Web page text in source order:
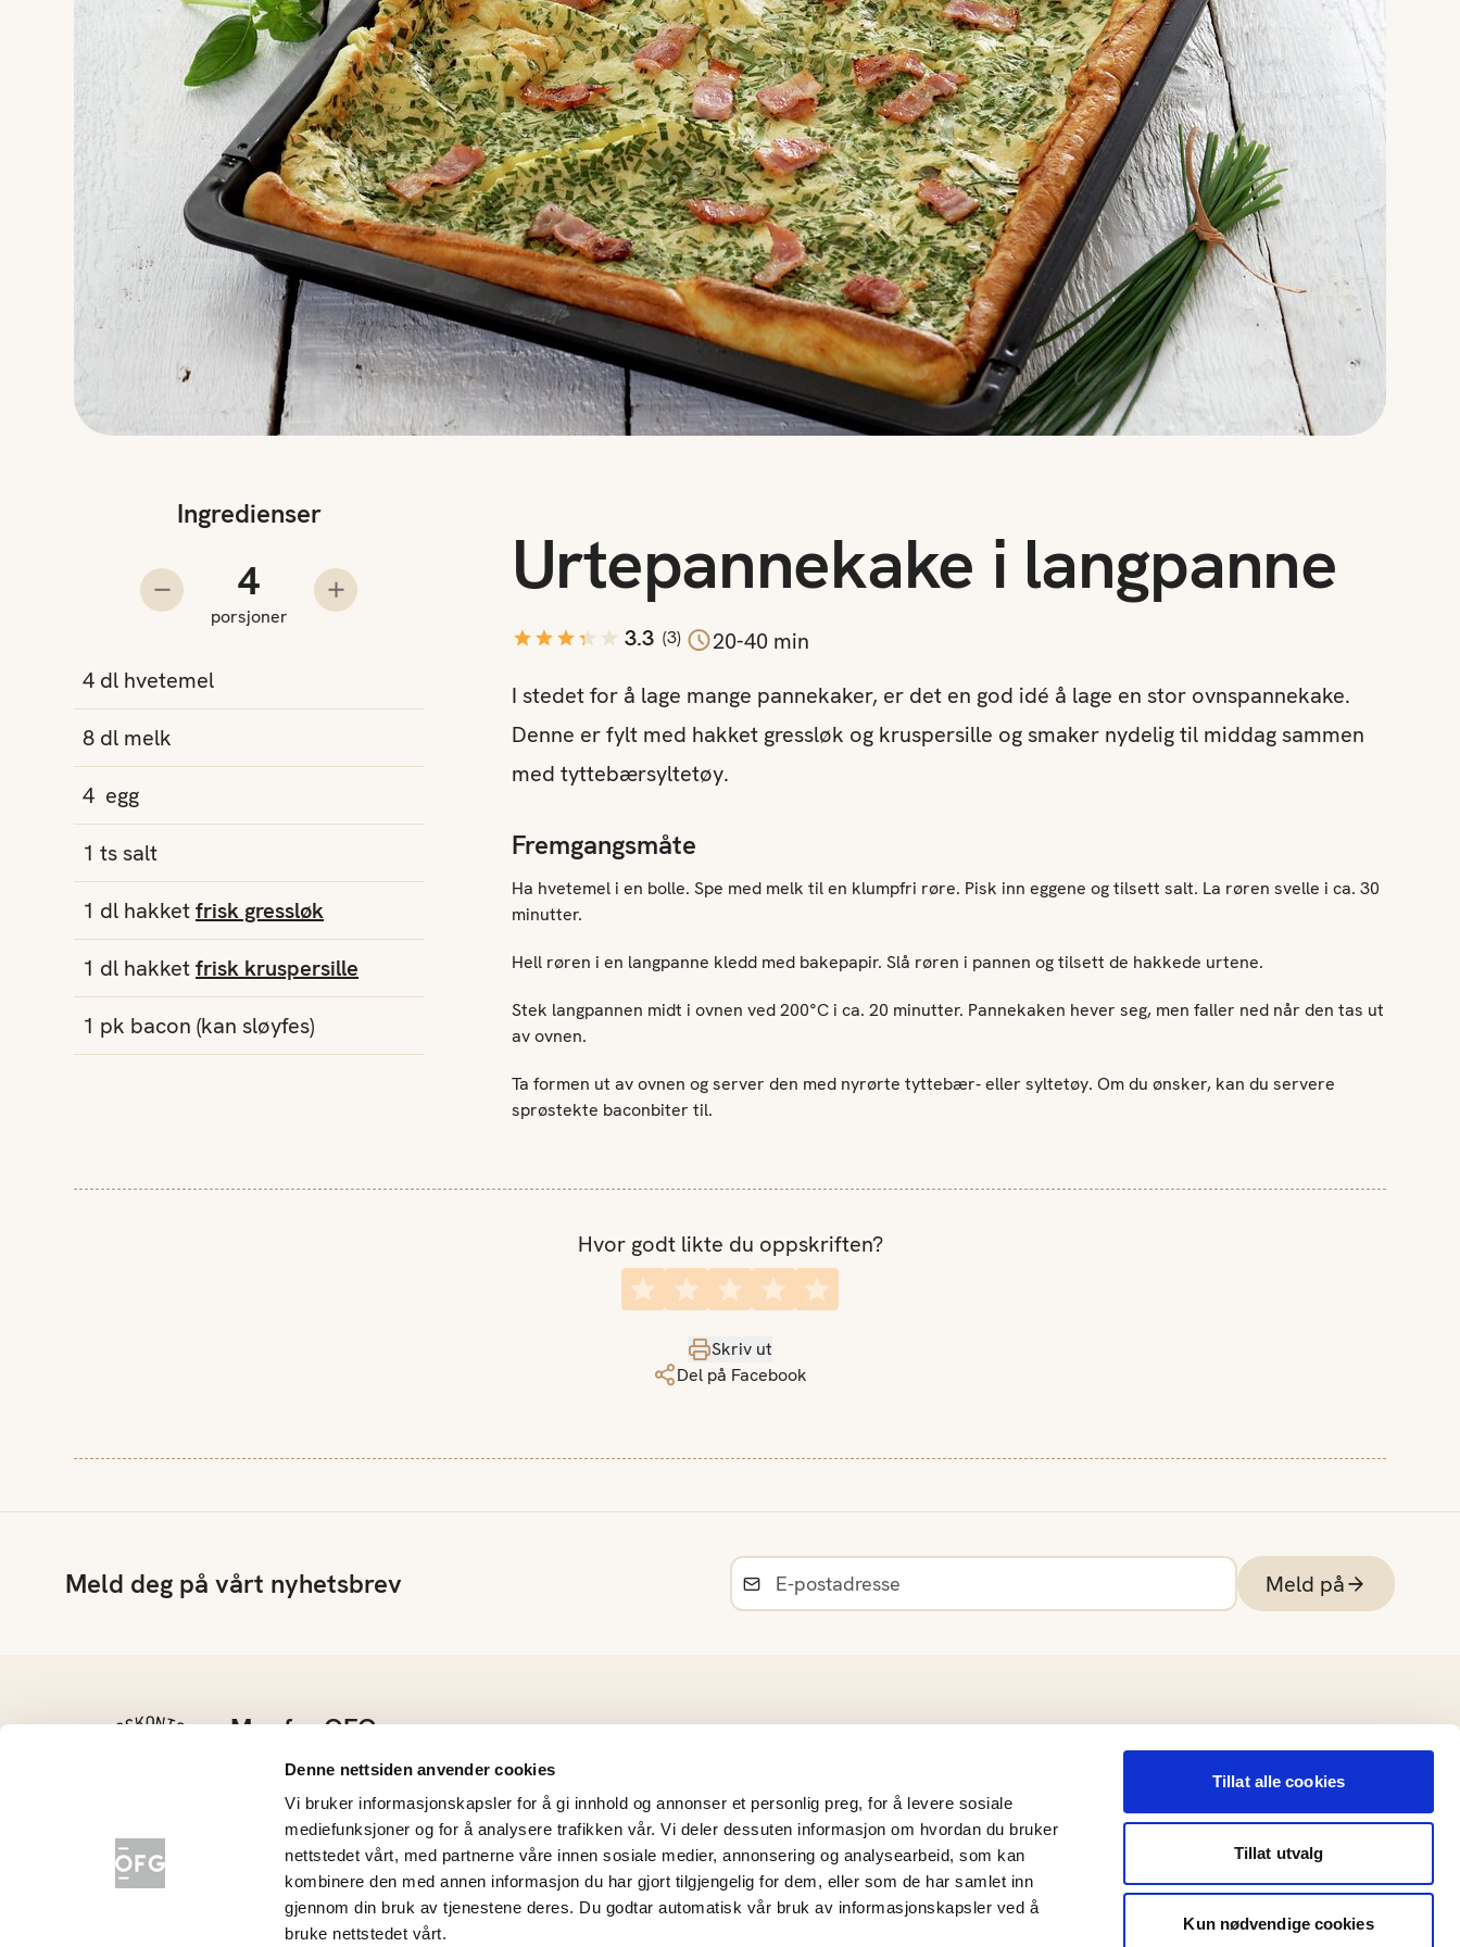
Denne nettsiden anvender cookies
Vi bruker informasjonskapsler for å gi innhold og annonser et personlig preg, for å levere sosiale
mediefunksjoner og for å analysere trafikken vår. Vi deler dessuten informasjon om hvordan du bruker
nettstedet vårt, med partnerne våre innen sosiale medier, annonsering og analysearbeid, som kan
kombinere den med annen informasjon du har gjort tilgjengelig for dem, eller som de har samlet inn
gjennom din bruk av tjenestene deres. Du godtar automatisk vår bruk av informasjonskapsler ved å
bruke nettstedet vårt.
Tillat alle cookies
Tillat utvalg
Kun nødvendige cookies
Ingredienser
Trekk fra en porsjon
Antall porsjoner
porsjoner
Legg til en porsjon
4 dl hvetemel
8 dl melk
4 egg
1 tssalt
1 dl hakketfrisk gressløk
1 dl hakketfrisk kruspersille
1 pk bacon (kan sløyfes)
Urtepannekake i langpanne
3.3 (3)
20-40 min
I stedet for å lage mange pannekaker, er det en god idé å lage en stor ovnspannekake.
Denne er fylt med hakket gressløk og kruspersille og smaker nydelig til middag sammen
med tyttebærsyltetøy.
Fremgangsmåte
Ha hvetemel i en bolle. Spe med melk til en klumpfri røre. Pisk inn eggene og tilsett salt. La røren svelle i ca. 30
minutter.
Hell røren i en langpanne kledd med bakepapir. Slå røren i pannen og tilsett de hakkede urtene.
Stek langpannen midt i ovnen ved 200°C i ca. 20 minutter. Pannekaken hever seg, men faller ned når den tas ut
av ovnen.
Ta formen ut av ovnen og server den med nyrørte tyttebær- eller syltetøy. Om du ønsker, kan du servere
sprøstekte baconbiter til.
Hvor godt likte du oppskriften?
Skriv ut
Del på Facebook
Meld deg på vårt nyhetsbrev Meld på
Mer fra OFG
Grøntløftet
Konkurranser
Nyhetsarkiv
Materiell og bildearkiv
Frukt- og Grøntinnsikt
Personvernerklæring
Årsrapporter
Opplysningskontoret for frukt og grønt